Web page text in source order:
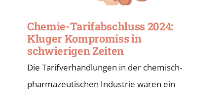
Chemie-Tarifabschluss 2024:
Kluger Kompromiss in
schwierigen Zeiten
Die Tarifverhandlungen in der chemisch-
pharmazeutischen Industrie waren ein